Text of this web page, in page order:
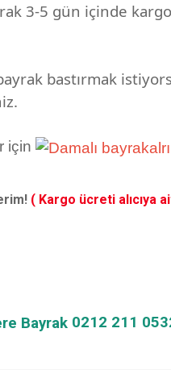
3-5 gün içinde
bastırmak
için
( Kargo ücreti alıcıya
0212 211